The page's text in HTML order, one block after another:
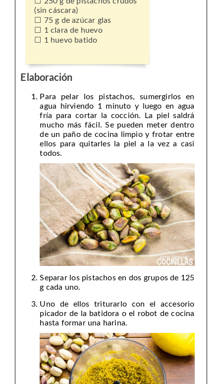
(sin cáscara)
75 g de azúcar glas
1 clara de huevo
1 huevo batido
Elaboración
Para pelar los pistachos, sumergirlos en
agua hirviendo 1 minuto y luego en agua
fría para cortar la cocción. La piel saldrá
mucho más fácil. Se pueden meter dentro
de un paño de cocina limpio y frotar entre
ellos para quitarles la piel a la vez a casi
todos.
Separar los pistachos en dos grupos de 125
g cada uno.
Uno de ellos triturarlo con el accesorio
picador de la batidora o el robot de cocina
hasta formar una harina.